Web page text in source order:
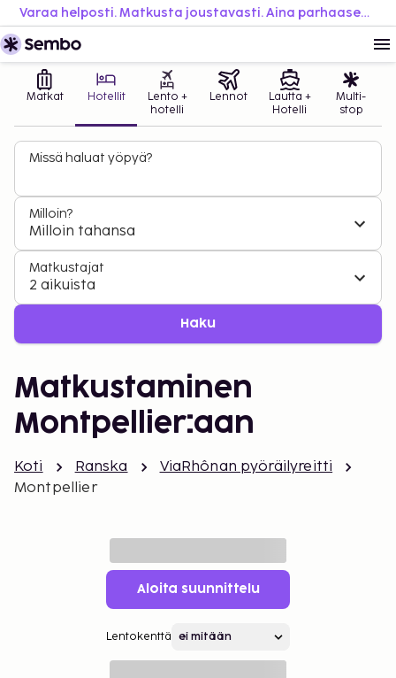
Varaa helposti. Matkusta joustavasti. Aina parhaaseen hintaan.
Matkat Hotellit
Lento +
hotelli
Lennot
Lautta +
Hotelli
Multi-
stop
Missä haluat yöpyä?
Milloin?
Milloin tahansa
Matkustajat
2 aikuista
Haku
Matkustaminen
Montpellier:aan
Koti Ranska
ViaRhônan pyöräilyreitti
Montpellier
Aloita suunnittelu
Lentokenttä